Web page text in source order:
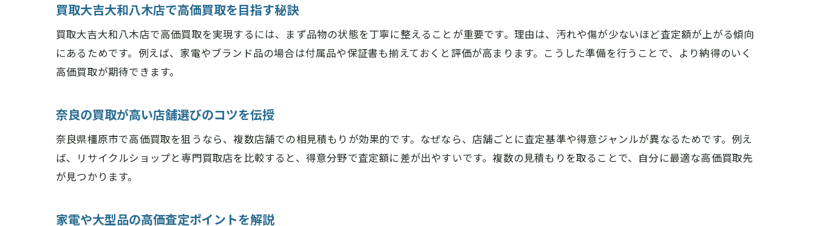
家電や大型品査定時のポイントを知ろう
リサイクルショップ橿原の査定体験レビュー
買取大吉大和八木店で納得の買取比較を実現
奈良のなんでも買取で高値を引き出す工夫
買取大吉大和八木店で高価買取を目指す秘訣
買取大吉大和八木店で高価買取を実現するには、まず品物の状態を丁寧に整えることが重要です。理由は、汚れや傷が少ないほど査定額が上がる傾向
にあるためです。例えば、家電やブランド品の場合は付属品や保証書も揃えておくと評価が高まります。こうした準備を行うことで、より納得のいく
高価買取が期待できます。
奈良の買取が高い店舗選びのコツを伝授
奈良県橿原市で高価買取を狙うなら、複数店舗での相見積もりが効果的です。なぜなら、店舗ごとに査定基準や得意ジャンルが異なるためです。例え
ば、リサイクルショップと専門買取店を比較すると、得意分野で査定額に差が出やすいです。複数の見積もりを取ることで、自分に最適な高価買取先
が見つかります。
家電や大型品の高価査定ポイントを解説